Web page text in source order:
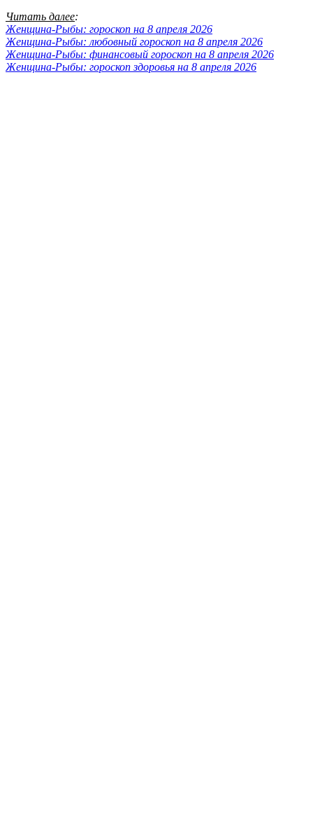
Читать далее:
Женщина-Рыбы: гороскоп на 8 апреля 2026
Женщина-Рыбы: любовный гороскоп на 8 апреля 2026
Женщина-Рыбы: финансовый гороскоп на 8 апреля 2026
Женщина-Рыбы: гороскоп здоровья на 8 апреля 2026